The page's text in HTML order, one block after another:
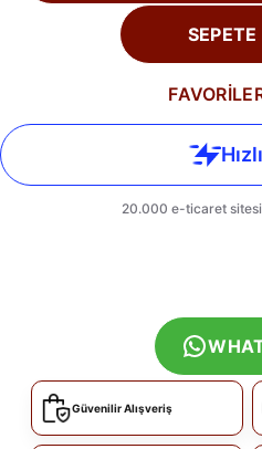
SEPETE
Güvenilir Alışveriş